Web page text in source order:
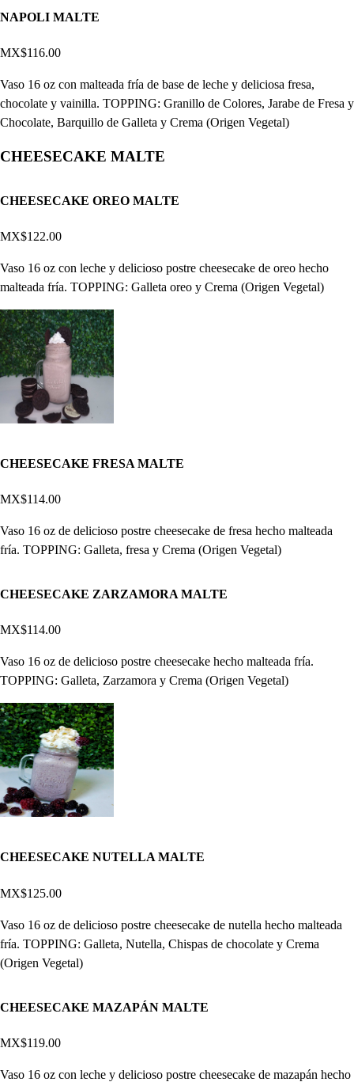
NAPOLI MALTE
MX$116.00
Vaso 16 oz con malteada fría de base de leche y deliciosa fresa,
chocolate y vainilla. TOPPING: Granillo de Colores, Jarabe de Fresa y
Chocolate, Barquillo de Galleta y Crema (Origen Vegetal)
CHEESECAKE MALTE
CHEESECAKE OREO MALTE
MX$122.00
Vaso 16 oz con leche y delicioso postre cheesecake de oreo hecho
malteada fría. TOPPING: Galleta oreo y Crema (Origen Vegetal)
CHEESECAKE FRESA MALTE
MX$114.00
Vaso 16 oz de delicioso postre cheesecake de fresa hecho malteada
fría. TOPPING: Galleta, fresa y Crema (Origen Vegetal)
CHEESECAKE ZARZAMORA MALTE
MX$114.00
Vaso 16 oz de delicioso postre cheesecake hecho malteada fría.
TOPPING: Galleta, Zarzamora y Crema (Origen Vegetal)
CHEESECAKE NUTELLA MALTE
MX$125.00
Vaso 16 oz de delicioso postre cheesecake de nutella hecho malteada
fría. TOPPING: Galleta, Nutella, Chispas de chocolate y Crema
(Origen Vegetal)
CHEESECAKE MAZAPÁN MALTE
MX$119.00
Vaso 16 oz con leche y delicioso postre cheesecake de mazapán hecho